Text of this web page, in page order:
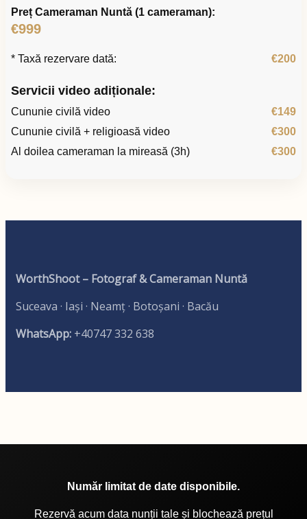
Preț Cameraman Nuntă (1 cameraman):
€999
* Taxă rezervare dată: €200
Servicii video adiționale:
Cununie civilă video
€149
Cununie civilă + religioasă video
€300
Al doilea cameraman la mireasă (3h)
€300
WorthShoot – Fotograf & Cameraman Nuntă
Suceava · Iași · Neamț · Botoșani · Bacău
WhatsApp: +40747 332 638
Număr limitat de date disponibile.
Rezervă acum data nunții tale și blochează prețul